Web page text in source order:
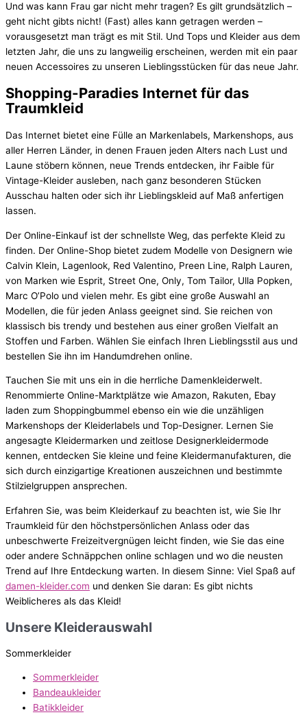
Und was kann Frau gar nicht mehr tragen? Es gilt grundsätzlich –
geht nicht gibts nicht! (Fast) alles kann getragen werden –
vorausgesetzt man trägt es mit Stil. Und Tops und Kleider aus dem
letzten Jahr, die uns zu langweilig erscheinen, werden mit ein paar
neuen Accessoires zu unseren Lieblingsstücken für das neue Jahr.
Shopping-Paradies Internet für das
Traumkleid
Das Internet bietet eine Fülle an Markenlabels, Markenshops, aus
aller Herren Länder, in denen Frauen jeden Alters nach Lust und
Laune stöbern können, neue Trends entdecken, ihr Faible für
Vintage-Kleider ausleben, nach ganz besonderen Stücken
Ausschau halten oder sich ihr Lieblingskleid auf Maß anfertigen
lassen.
Der Online-Einkauf ist der schnellste Weg, das perfekte Kleid zu
finden. Der Online-Shop bietet zudem Modelle von Designern wie
Calvin Klein, Lagenlook, Red Valentino, Preen Line, Ralph Lauren,
von Marken wie Esprit, Street One, Only, Tom Tailor, Ulla Popken,
Marc O’Polo und vielen mehr. Es gibt eine große Auswahl an
Modellen, die für jeden Anlass geeignet sind. Sie reichen von
klassisch bis trendy und bestehen aus einer großen Vielfalt an
Stoffen und Farben. Wählen Sie einfach Ihren Lieblingsstil aus und
bestellen Sie ihn im Handumdrehen online.
Tauchen Sie mit uns ein in die herrliche Damenkleiderwelt.
Renommierte Online-Marktplätze wie Amazon, Rakuten, Ebay
laden zum Shoppingbummel ebenso ein wie die unzähligen
Markenshops der Kleiderlabels und Top-Designer. Lernen Sie
angesagte Kleidermarken und zeitlose Designerkleidermode
kennen, entdecken Sie kleine und feine Kleidermanufakturen, die
sich durch einzigartige Kreationen auszeichnen und bestimmte
Stilzielgruppen ansprechen.
Erfahren Sie, was beim Kleiderkauf zu beachten ist, wie Sie Ihr
Traumkleid für den höchstpersönlichen Anlass oder das
unbeschwerte Freizeitvergnügen leicht finden, wie Sie das eine
oder andere Schnäppchen online schlagen und wo die neusten
Trend auf Ihre Entdeckung warten. In diesem Sinne: Viel Spaß auf
damen-kleider.com und denken Sie daran: Es gibt nichts
Weiblicheres als das Kleid!
Unsere Kleiderauswahl
Sommerkleider
Sommerkleider
Bandeaukleider
Batikkleider